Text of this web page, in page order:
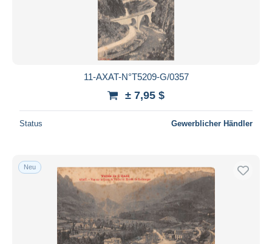
11-AXAT-N°T5209-G/0357
± 7,95 $
Status Gewerblicher Händler
Neu